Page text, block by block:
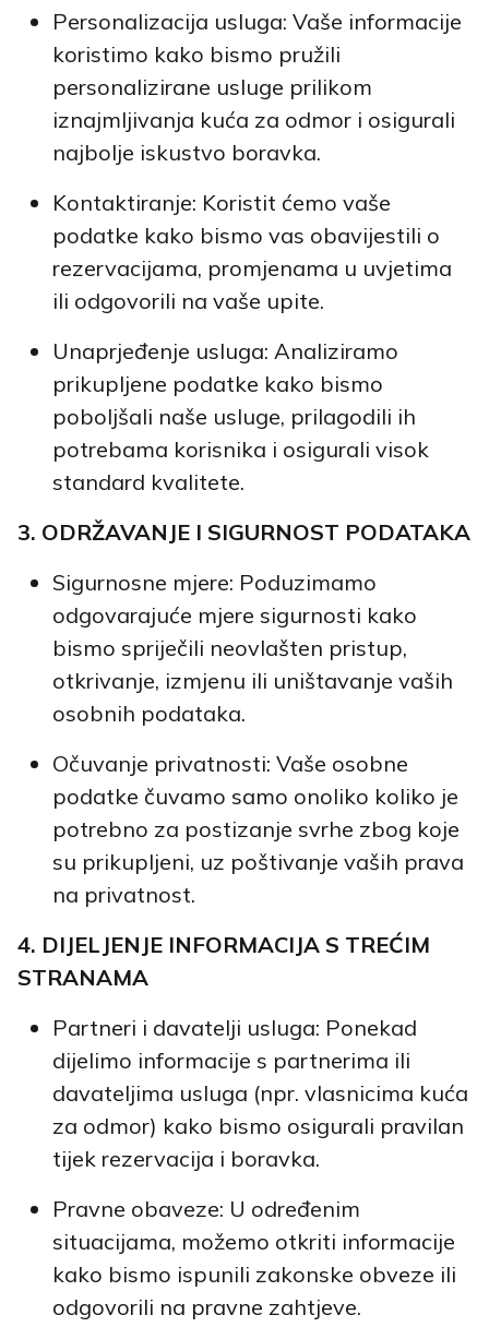
Personalizacija usluga: Vaše informacije
koristimo kako bismo pružili
personalizirane usluge prilikom
iznajmljivanja kuća za odmor i osigurali
najbolje iskustvo boravka.
Kontaktiranje: Koristit ćemo vaše
podatke kako bismo vas obavijestili o
rezervacijama, promjenama u uvjetima
ili odgovorili na vaše upite.
Unaprjeđenje usluga: Analiziramo
prikupljene podatke kako bismo
poboljšali naše usluge, prilagodili ih
potrebama korisnika i osigurali visok
standard kvalitete.
3. ODRŽAVANJE I SIGURNOST PODATAKA
Sigurnosne mjere: Poduzimamo
odgovarajuće mjere sigurnosti kako
bismo spriječili neovlašten pristup,
otkrivanje, izmjenu ili uništavanje vaših
osobnih podataka.
Očuvanje privatnosti: Vaše osobne
podatke čuvamo samo onoliko koliko je
potrebno za postizanje svrhe zbog koje
su prikupljeni, uz poštivanje vaših prava
na privatnost.
4. DIJELJENJE INFORMACIJA S TREĆIM
STRANAMA
Partneri i davatelji usluga: Ponekad
dijelimo informacije s partnerima ili
davateljima usluga (npr. vlasnicima kuća
za odmor) kako bismo osigurali pravilan
tijek rezervacija i boravka.
Pravne obaveze: U određenim
situacijama, možemo otkriti informacije
kako bismo ispunili zakonske obveze ili
odgovorili na pravne zahtjeve.